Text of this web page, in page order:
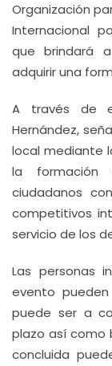
Organización
Internacional
que brindará
adquirir una
A través de
Hernández,
local mediante
la formación
ciudadanos
competitivos
servicio de los
Las personas
evento
puede ser a
plazo así como
concluida